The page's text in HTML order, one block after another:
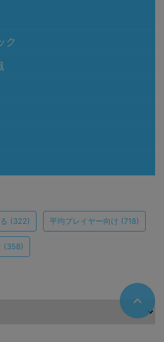
ク
(322) 平均プレイヤー向け (718)
(358)